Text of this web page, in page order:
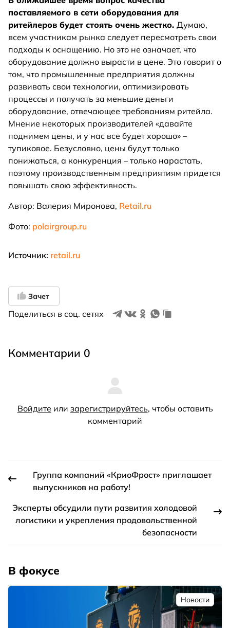
поставляемого в сети оборудования для
ритейлеров будет стоять очень жестко. Думаю,
всем участникам рынка следует пересмотреть свои
подходы к оснащению. Но это не означает, что
оборудование должно вырасти в цене. Это говорит о
том, что промышленные предприятия должны
развивать свои технологии, оптимизировать
процессы и получать за меньшие деньги
оборудование, отвечающее требованиям ритейла.
Мнение некоторых производителей «давайте
поднимем цены, и у нас все будет хорошо» –
тупиковое. Безусловно, цены будут только
понижаться, а конкуренция – только нарастать,
поэтому производственным предприятиям придется
повышать свою эффективность.
Автор: Валерия Миронова, Retail.ru
Фото: polairgroup.ru
Источник: retail.ru
Зачет
Поделиться в соц. сетях
Комментарии 0
Войдите или зарегистрируйтесь, чтобы оставить
комментарий
Группа компаний «КриоФрост» приглашает
выпускников на работу!
Эксперты обсудили пути развития холодовой
логистики и укрепления продовольственной
безопасности
В фокусе
Новости